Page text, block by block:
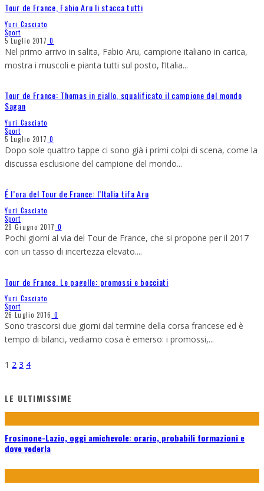
Tour de France, Fabio Aru li stacca tutti
Yuri Casciato
Sport
5 Luglio 2017 0
Nel primo arrivo in salita, Fabio Aru, campione italiano in carica,
mostra i muscoli e pianta tutti sul posto, l’Italia...
Tour de France: Thomas in giallo, squalificato il campione del mondo
Sagan
Yuri Casciato
Sport
5 Luglio 2017 0
Dopo sole quattro tappe ci sono già i primi colpi di scena, come la
discussa esclusione del campione del mondo...
É l’ora del Tour de France: l’Italia tifa Aru
Yuri Casciato
Sport
29 Giugno 2017 0
Pochi giorni al via del Tour de France, che si propone per il 2017
con un tasso di incertezza elevato....
Tour de France. Le pagelle: promossi e bocciati
Yuri Casciato
Sport
26 Luglio 2016 0
Sono trascorsi due giorni dal termine della corsa francese ed è
tempo di bilanci, vediamo cosa è emerso: i promossi,...
1 2 3 4
LE ULTIMISSIME
Frosinone-Lazio, oggi amichevole: orario, probabili formazioni e
dove vederla